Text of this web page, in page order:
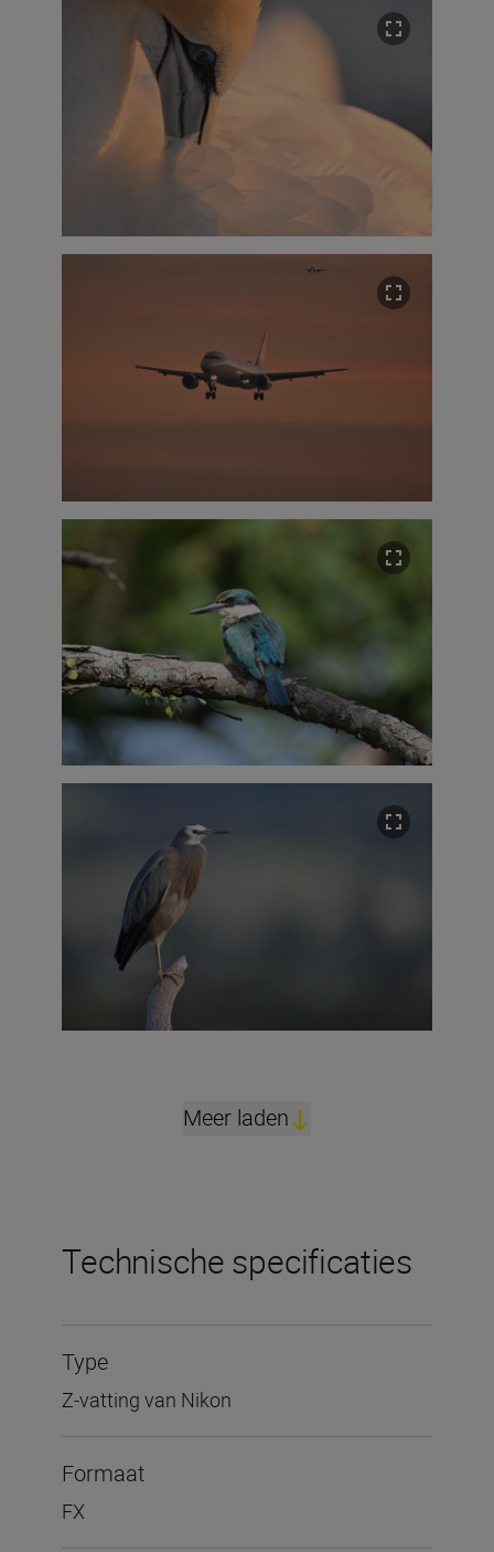
Meer laden
Technische specificaties
Type
Z-vatting van Nikon
Formaat
FX